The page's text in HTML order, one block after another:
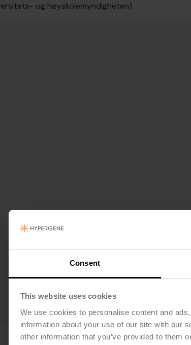
Consent
This website uses cookies
We use cookies to personalise content and
information about your use of our site with our
other information that you’ve provided to them
og høyskolemyndigheten).